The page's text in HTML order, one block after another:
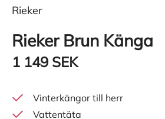
Rieker
Rieker Brun Känga
1 149 SEK
Vinterkängor till herr
Vattentäta